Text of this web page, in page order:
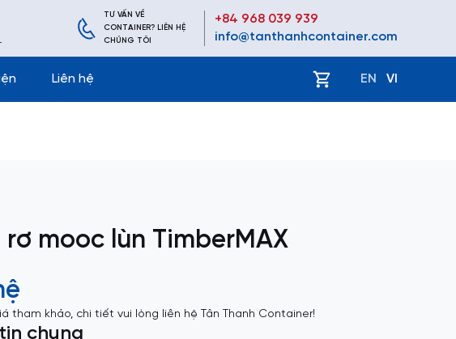
TƯ VẤN VỀ
CONTAINER? LIÊN HỆ
CHÚNG TÔI
+84 968 039 939
info@tanthanhcontainer.com
Liên hệ EN VI
rơ mooc lùn TimberMAX
tham khảo, chi tiết vui lòng liên hệ Tân Thanh Container!
chung